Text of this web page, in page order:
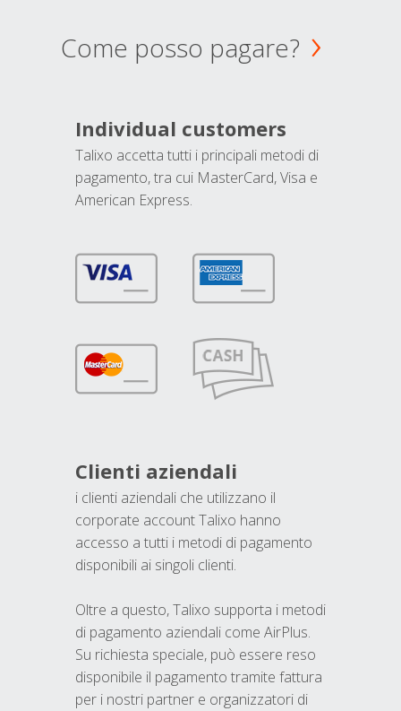
Come posso pagare?
Individual customers
Talixo accetta tutti i principali metodi di
pagamento, tra cui MasterCard, Visa e
American Express.
Clienti aziendali
i clienti aziendali che utilizzano il
corporate account Talixo hanno
accesso a tutti i metodi di pagamento
disponibili ai singoli clienti.
Oltre a questo, Talixo supporta i metodi
di pagamento aziendali come AirPlus.
Su richiesta speciale, può essere reso
disponibile il pagamento tramite fattura
per i nostri partner e organizzatori di